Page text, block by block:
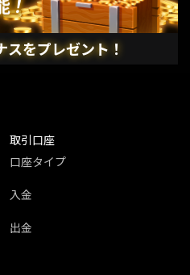
をプレゼント！
取引口座
口座タイプ
入金
出金